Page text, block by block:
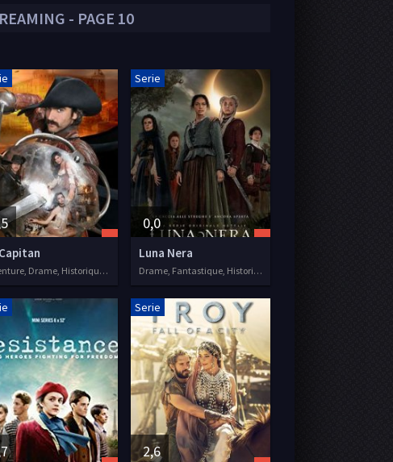
- PAGE 10
Aventure, Drame, Historique, Séries VF, 2013
0,0
Serie
Luna Nera
Drame, Fantastique, Historique, Romance, Séries VOSTFR, 2020
2,6
Serie